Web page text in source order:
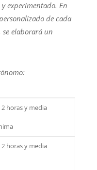
experimentado. En
de cada
se elaborará un
2 horas y media
2 horas y media